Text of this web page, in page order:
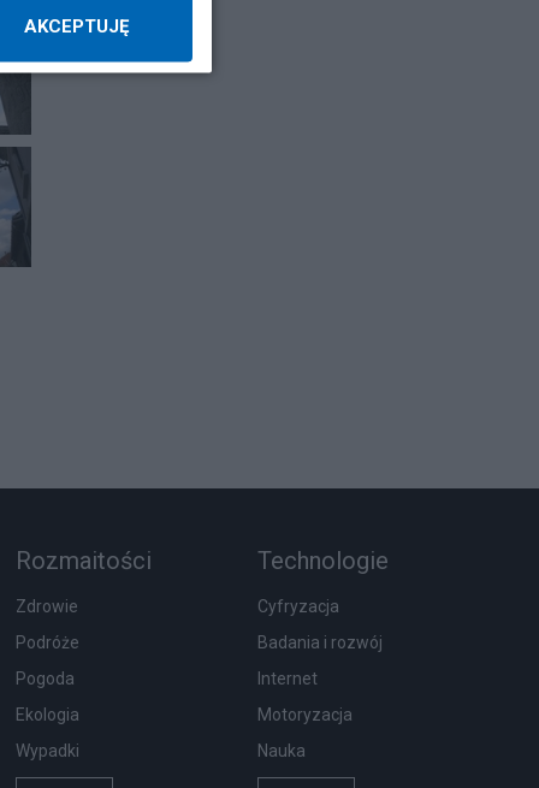
Rozmaitości
Zdrowie
Podróże
Pogoda
Ekologia
Wypadki
Technologie
Cyfryzacja
Badania i rozwój
Internet
Motoryzacja
Nauka
AKCEPTUJĘ